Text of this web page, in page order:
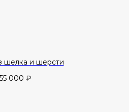
шелка и шерсти
55 000 ₽